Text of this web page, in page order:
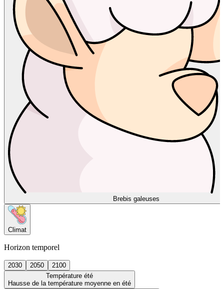
Brebis galeuses
Climat
Horizon temporel
2030 2050
2100
Température été
Hausse de la température moyenne en été